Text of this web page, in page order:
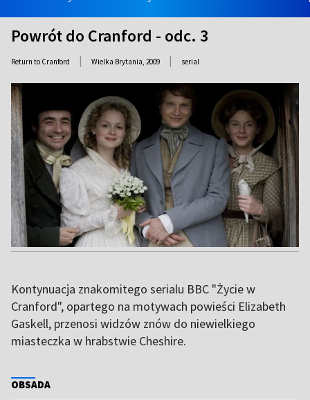
Powrót do Cranford - odc. 3
Return to Cranford | Wielka Brytania, 2009 | serial
Kontynuacja znakomitego serialu BBC "Życie w
Cranford", opartego na motywach powieści Elizabeth
Gaskell, przenosi widzów znów do niewielkiego
miasteczka w hrabstwie Cheshire.
OBSADA